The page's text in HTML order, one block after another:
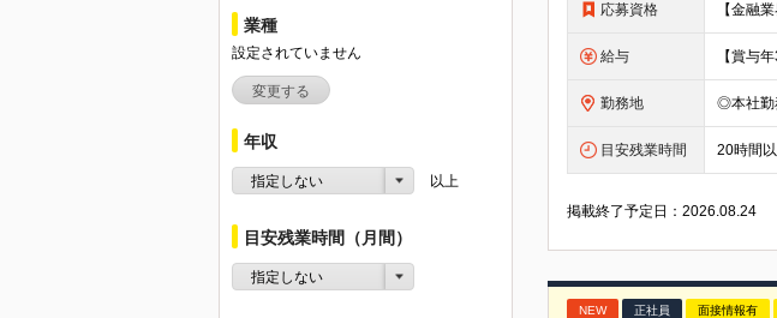
業種
設定されていません
変更する
年収
指定しない 以上
目安残業時間（月間）
指定しない
応募資格
給与
勤務地
目安残業時間 20時間
掲載終了予定日：2026.08.24
NEW 正社員 面接情報有